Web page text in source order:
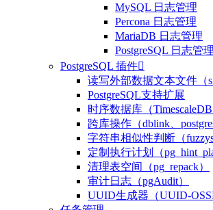
MySQL 日志管理
Percona 日志管理
MariaDB 日志管理
PostgreSQL 日志管理
PostgreSQL 插件
读写外部数据文本文件（
PostgreSQL支持扩展
时序数据库（TimescaleDB
跨库操作（dblink、
字符串相似性判断（
定制执行计划（
清理表空间（pg_repack）
审计日志（pgAudit）
UUID生成器（UUID-